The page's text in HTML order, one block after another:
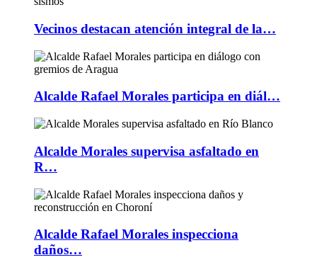
Vecinos destacan atención integral de la…
Alcalde Rafael Morales participa en diál…
Alcalde Morales supervisa asfaltado en
R…
Alcalde Rafael Morales inspecciona
daños…